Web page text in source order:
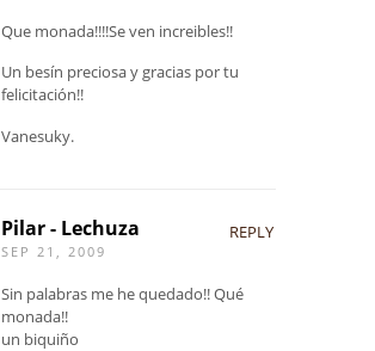
Que monada!!!!Se ven increibles!!
Un besín preciosa y gracias por tu
felicitación!!
Vanesuky.
Pilar - Lechuza
SEP 21, 2009
REPLY
Sin palabras me he quedado!! Qué
monada!!
un biquiño